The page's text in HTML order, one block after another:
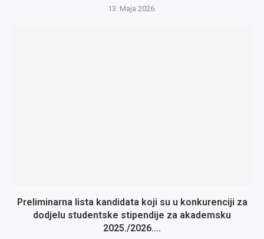
13. Maja 2026.
Preliminarna lista kandidata koji su u konkurenciji za
dodjelu studentske stipendije za akademsku
2025./2026....